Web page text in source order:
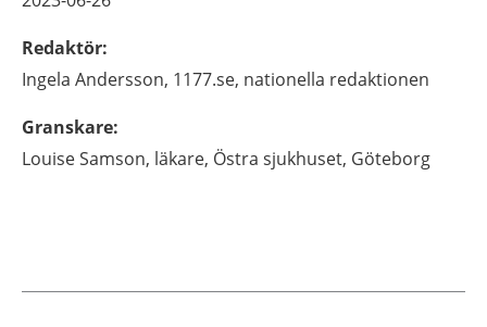
Redaktör:
Ingela Andersson, 1177.se, nationella redaktionen
Granskare:
LouiseSamson, läkare, Östra sjukhuset, Göteborg